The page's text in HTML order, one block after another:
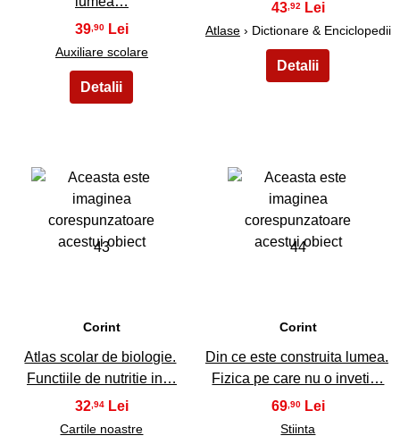
39,90
Auxiliare scolare
43,92
Atlase› Dictionare & Enciclopedii
43
Corint
Atlas scolar de biologie.
Functiile de nutritie in…
32 ,94
Cartile noastre
44
Corint
Din ce este construita lumea.
Fizica pe care nu o inveti…
69,90
Stiinta